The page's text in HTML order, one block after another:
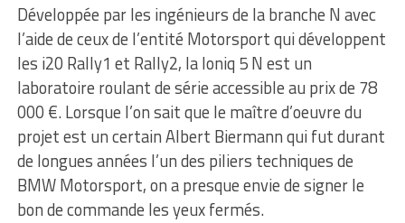
Développée par les ingénieurs de la branche N avec
l’aide de ceux de l’entité Motorsport qui développent
les i20 Rally1 et Rally2, la Ioniq 5 N est un
laboratoire roulant de série accessible au prix de 78
000 €. Lorsque l’on sait que le maître d’oeuvre du
projet est un certain Albert Biermann qui fut durant
de longues années l’un des piliers techniques de
BMW Motorsport, on a presque envie de signer le
bon de commande les yeux fermés.